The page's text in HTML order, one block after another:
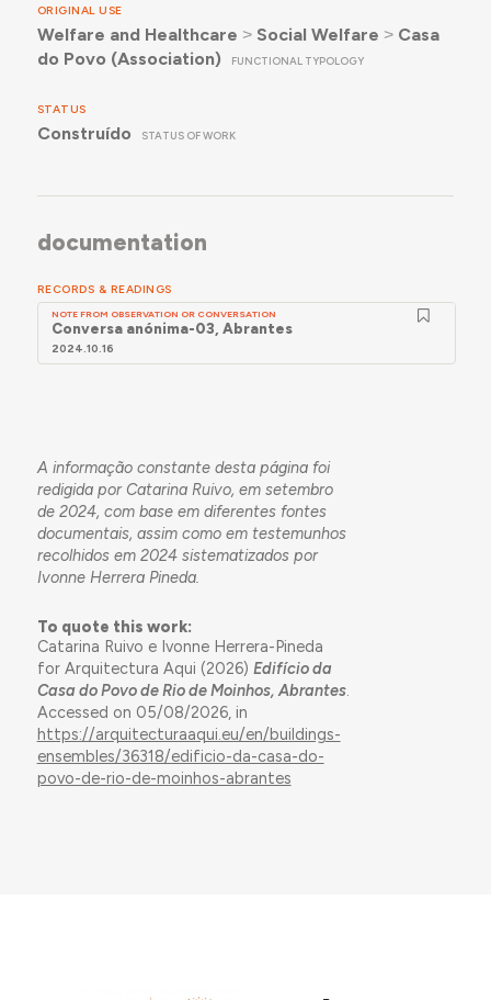
ORIGINAL USE
Welfare and Healthcare ˃ Social Welfare ˃ Casa
do Povo (Association)
FUNCTIONAL TYPOLOGY
STATUS
Construído STATUS OF WORK
documentation
RECORDS & READINGS
NOTE FROM OBSERVATION OR CONVERSATION
Conversa anónima-03, Abrantes
2024.10.16
A informação constante desta página foi
redigida por Catarina Ruivo, em setembro
de 2024, com base em diferentes fontes
documentais, assim como em testemunhos
recolhidos em 2024 sistematizados por
Ivonne Herrera Pineda.
To quote this work:
Catarina Ruivo e Ivonne Herrera-Pineda
for Arquitectura Aqui (2026) Edifício da
Casa do Povo de Rio de Moinhos, Abrantes.
Accessed on 05/08/2026, in
https://arquitecturaaqui.eu/en/buildings-
ensembles/36318/edificio-da-casa-do-
povo-de-rio-de-moinhos-abrantes